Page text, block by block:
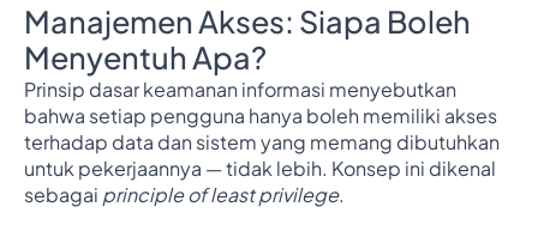
Manajemen Akses: Siapa Boleh
Menyentuh Apa?
Prinsip dasar keamanan informasi menyebutkan
bahwa setiap pengguna hanya boleh memiliki akses
terhadap data dan sistem yang memang dibutuhkan
untuk pekerjaannya — tidak lebih. Konsep ini dikenal
sebagai principle of least privilege.